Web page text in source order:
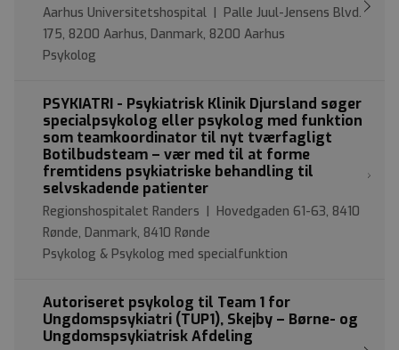
Aarhus Universitetshospital | Palle Juul-Jensens Blvd.
175, 8200 Aarhus, Danmark, 8200 Aarhus
Psykolog
PSYKIATRI - Psykiatrisk Klinik Djursland søger
specialpsykolog eller psykolog med funktion
som teamkoordinator til nyt tværfagligt
Botilbudsteam – vær med til at forme
fremtidens psykiatriske behandling til
selvskadende patienter
Regionshospitalet Randers | Hovedgaden 61-63, 8410
Rønde, Danmark, 8410 Rønde
Psykolog & Psykolog med specialfunktion
Autoriseret psykolog til Team 1 for
Ungdomspsykiatri (TUP1), Skejby – Børne- og
Ungdomspsykiatrisk Afdeling